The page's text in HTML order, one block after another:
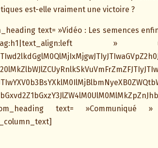
est-elle vraiment une victoire ?
text= »Vidéo : Les semences
»
text=